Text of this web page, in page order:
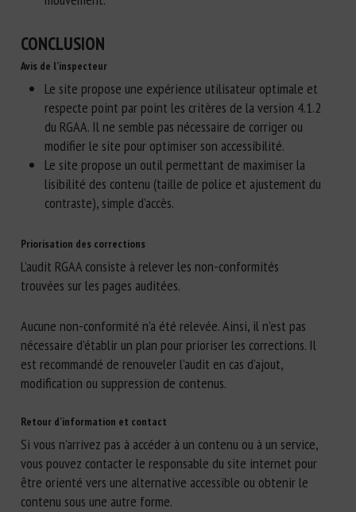
CONCLUSION
Avis de l’inspecteur
Le site propose une expérience utilisateur optimale et
respecte point par point les critères de la version 4.1.2
du RGAA. Il ne semble pas nécessaire de corriger ou
modifier le site pour optimiser son accessibilité.
Le site propose un outil permettant de maximiser la
lisibilité des contenu (taille de police et ajustement du
contraste), simple d’accès.
Priorisation des corrections
L’audit RGAA consiste à relever les non-conformités
trouvées sur les pages auditées.
Aucune non-conformité n’a été relevée. Ainsi, il n’est pas
nécessaire d’établir un plan pour prioriser les corrections. Il
est recommandé de renouveler l’audit en cas d’ajout,
modification ou suppression de contenus.
Retour d’information et contact
Si vous n’arrivez pas à accéder à un contenu ou à un service,
vous pouvez contacter le responsable du site internet pour
être orienté vers une alternative accessible ou obtenir le
contenu sous une autre forme.